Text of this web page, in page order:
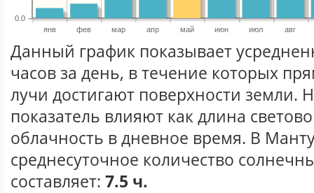
янв фев мар апр май июн июл авг
0.0
Данный график показывает
часов за день, в течение которых
лучи достигают поверхности земли.
показатель влияют как длина
облачность в дневное время. В
среднесуточное количество
составляет: 7.5 ч.